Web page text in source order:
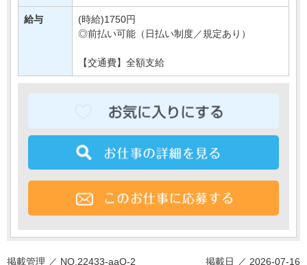
給与
(時給)1750円
◎前払い可能（日払い制度／規定あり）
【交通費】全額支給
掲載管理 ／ NO.22433-aaO-2 掲載日 ／ 2026-07-16